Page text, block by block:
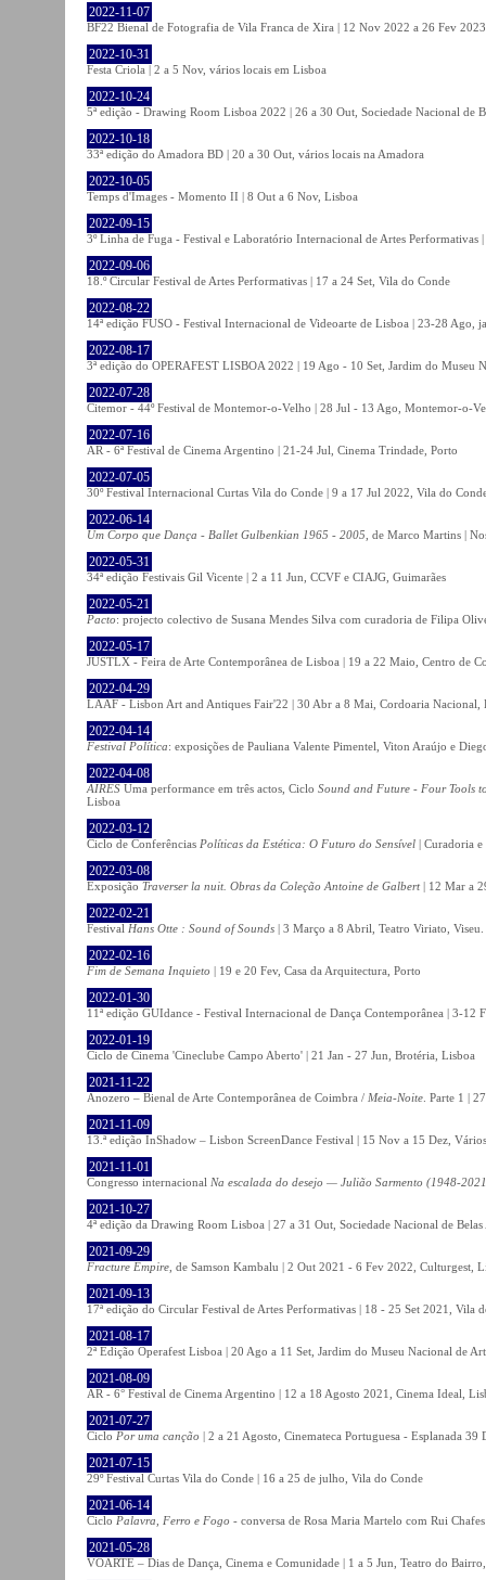
2022-11-07
BF22 Bienal de Fotografia de Vila Franca de Xira | 12 Nov 2022 a 26 Fev
2022-10-31
Festa Criola | 2 a 5 Nov, vários locais em Lisboa
2022-10-24
5ª edição - Drawing Room Lisboa 2022 | 26 a 30 Out, Sociedade Nacional de
2022-10-18
33ª edição do Amadora BD | 20 a 30 Out, vários locais na Amadora
2022-10-05
Temps d'Images - Momento II | 8 Out a 6 Nov, Lisboa
2022-09-15
3º Linha de Fuga - Festival e Laboratório Internacional de Artes Performativas
2022-09-06
18.º Circular Festival de Artes Performativas | 17 a 24 Set, Vila do Conde
2022-08-22
14ª edição FUSO - Festival Internacional de Videoarte de Lisboa | 23-28 Ago,
2022-08-17
3ª edição do OPERAFEST LISBOA 2022 | 19 Ago - 10 Set, Jardim do Museu
2022-07-28
Citemor - 44º Festival de Montemor-o-Velho | 28 Jul - 13 Ago, Montemor-o-
2022-07-16
AR - 6ª Festival de Cinema Argentino | 21-24 Jul, Cinema Trindade, Porto
2022-07-05
30º Festival Internacional Curtas Vila do Conde | 9 a 17 Jul 2022, Vila do
2022-06-14
Um Corpo que Dança - Ballet Gulbenkian 1965 - 2005 , de Marco Martins |
2022-05-31
34ª edição Festivais Gil Vicente | 2 a 11 Jun, CCVF e CIAJG, Guimarães
2022-05-21
Pacto: projecto colectivo de Susana Mendes Silva com curadoria de Filipa
2022-05-17
JUSTLX - Feira de Arte Contemporânea de Lisboa | 19 a 22 Maio, Centro de
2022-04-29
LAAF - Lisbon Art and Antiques Fair'22 | 30 Abr a 8 Mai, Cordoaria Nacional,
2022-04-14
Festival Política: exposições de Pauliana Valente Pimentel, Viton Araújo e
2022-04-08
AIRES Uma performance em três actos, Ciclo Sound and Future - Four Tools
Lisboa
2022-03-12
Ciclo de Conferências Políticas da Estética: O Futuro do Sensível | Curadoria
2022-03-08
Exposição Traverser la nuit. Obras da Coleção Antoine de Galbert | 12 Mar a
2022-02-21
Festival Hans Otte : Sound of Sounds | 3 Março a 8 Abril, Teatro Viriato, Viseu.
2022-02-16
Fim de Semana Inquieto | 19 e 20 Fev, Casa da Arquitectura, Porto
2022-01-30
11ª edição GUIdance - Festival Internacional de Dança Contemporânea | 3-12
2022-01-19
Ciclo de Cinema 'Cineclube Campo Aberto' | 21 Jan - 27 Jun, Brotéria, Lisboa
2021-11-22
Anozero – Bienal de Arte Contemporânea de Coimbra / Meia-Noite . Parte 1 |
2021-11-09
13.ª edição InShadow – Lisbon ScreenDance Festival | 15 Nov a 15 Dez,
2021-11-01
Congresso internacional Na escalada do desejo — Julião Sarmento (1948-
2021-10-27
4ª edição da Drawing Room Lisboa | 27 a 31 Out, Sociedade Nacional de
2021-09-29
Fracture Empire , de Samson Kambalu | 2 Out 2021 - 6 Fev 2022, Culturgest,
2021-09-13
17ª edição do Circular Festival de Artes Performativas | 18 - 25 Set 2021, Vila
2021-08-17
2ª Edição Operafest Lisboa | 20 Ago a 11 Set, Jardim do Museu Nacional de
2021-08-09
AR - 6° Festival de Cinema Argentino | 12 a 18 Agosto 2021, Cinema Ideal,
2021-07-27
Ciclo Por uma canção | 2 a 21 Agosto, Cinemateca Portuguesa - Esplanada 39
2021-07-15
29º Festival Curtas Vila do Conde | 16 a 25 de julho, Vila do Conde
2021-06-14
Ciclo Palavra, Ferro e Fogo - conversa de Rosa Maria Martelo com Rui
2021-05-28
VOARTE – Dias de Dança, Cinema e Comunidade | 1 a 5 Jun, Teatro do